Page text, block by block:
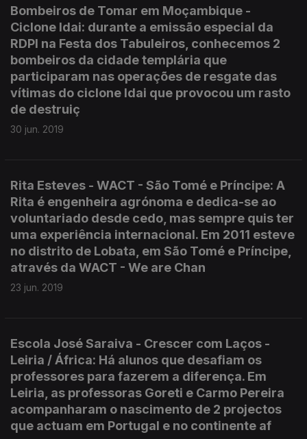
Bombeiros de Tomar em Moçambique -
Ciclone Idai: durante a emissão especial da
RDPI na Festa dos Tabuleiros, conhecemos 2
bombeiros da cidade templária que
participaram nas operações de resgate das
vítimas do ciclone Idai que provocou um rasto
de destruiç
30 jun. 2019
Rita Esteves - WACT - São Tomé e Príncipe: A
Rita é engenheira agrónoma e dedica-se ao
voluntariado desde cedo, mas sempre quis ter
uma experiência internacional. Em 2011 esteve
no distrito de Lobata, em São Tomé e Príncipe,
através da WACT - We are Chan
23 jun. 2019
Escola José Saraiva - Crescer com Laços -
Leiria / África: Há alunos que desafiam os
professores para fazerem a diferença. Em
Leiria, as professoras Goreti e Carmo Pereira
acompanharam o nascimento de 2 projectos
que actuam em Portugal e no continente af